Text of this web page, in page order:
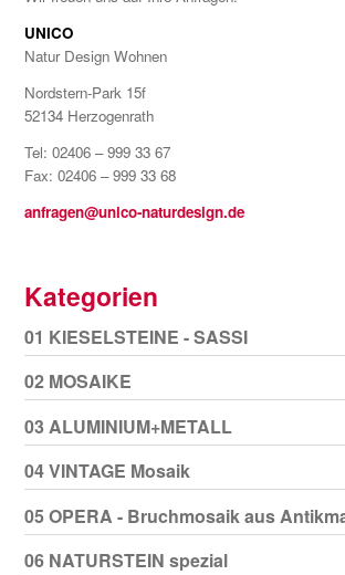
UNICO
Natur Design Wohnen
Nordstern-Park 15f
52134 Herzogenrath
Tel: 02406 – 999 33 67
Fax: 02406 – 999 33 68
anfragen@unico-naturdesign.de
Kategorien
01 KIESELSTEINE - SASSI
02 MOSAIKE
03 ALUMINIUM+METALL
04 VINTAGE Mosaik
05 OPERA - Bruchmosaik aus
06 NATURSTEIN spezial